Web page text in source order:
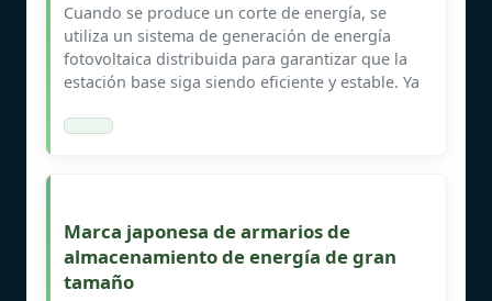
Cuando se produce un corte de energía, se
utiliza un sistema de generación de energía
fotovoltaica distribuida para garantizar que la
estación base siga siendo eficiente y estable. Ya
Marca japonesa de armarios de
almacenamiento de energía de gran
tamaño